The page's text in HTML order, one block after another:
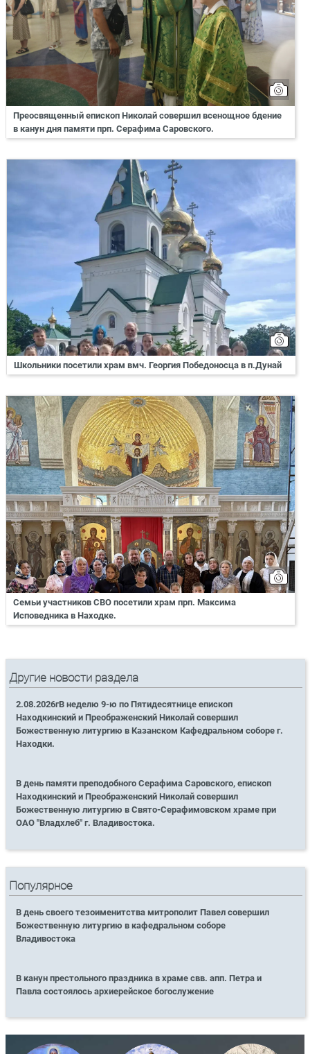
Преосвященный епископ Николай совершил всенощное бдение
в канун дня памяти прп. Серафима Саровского.
Школьники посетили храм вмч. Георгия Победоносца в п.Дунай
Семьи участников СВО посетили храм прп. Максима
Исповедника в Находке.
Другие новости раздела
2.08.2026гВ неделю 9-ю по Пятидесятнице епископ
Находкинский и Преображенский Николай совершил
Божественную литургию в Казанском Кафедральном соборе г.
Находки.
В день памяти преподобного Серафима Саровского, епископ
Находкинский и Преображенский Николай совершил
Божественную литургию в Свято-Серафимовском храме при
ОАО "Владхлеб" г. Владивостока.
Популярное
В день своего тезоименитства митрополит Павел совершил
Божественную литургию в кафедральном соборе
Владивостока
В канун престольного праздника в храме свв. апп. Петра и
Павла состоялось архиерейское богослужение